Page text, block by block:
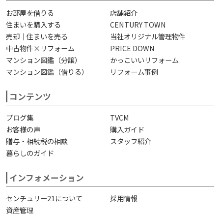
お部屋を借りる
店舗紹介
住まいを購入する
CENTURY TOWN
売却｜住まいを売る
当社オリジナル管理物件
中古物件×リフォーム
PRICE DOWN
マンション図鑑（分譲）
かっこいいリフォーム
マンション図鑑（借りる）
リフォーム事例
コンテンツ
ブログ集
TVCM
お客様の声
購入ガイド
贈与・相続税の相談
スタッフ紹介
暮らしのガイド
インフォメーション
センチュリー21について
採用情報
資産管理